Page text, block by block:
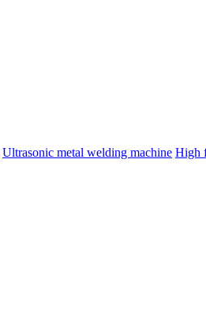
Ultrasonic metal welding machine High